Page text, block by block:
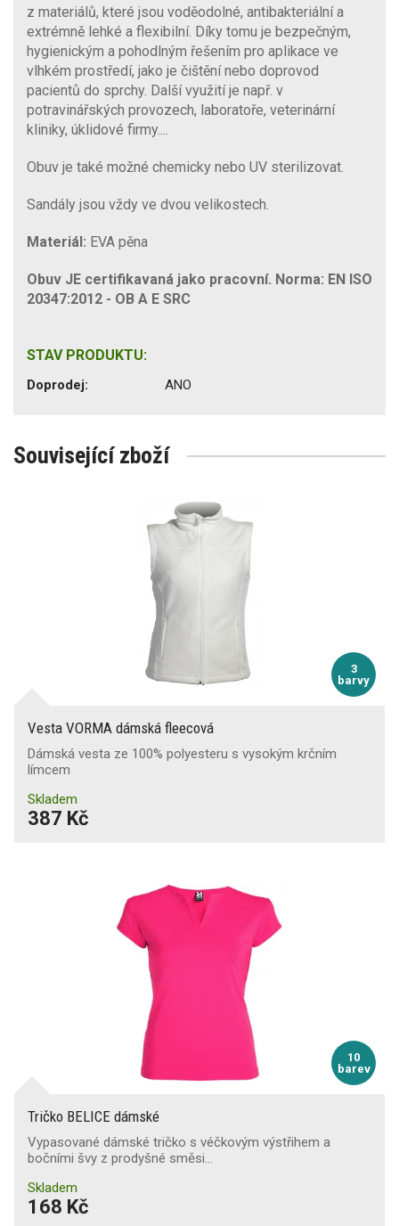
z materiálů, které jsou voděodolné, antibakteriální a
extrémně lehké a flexibilní. Díky tomu je bezpečným,
hygienickým a pohodlným řešením pro aplikace ve
vlhkém prostředí, jako je čištění nebo doprovod
pacientů do sprchy. Další využití je např. v
potravinářských provozech, laboratoře, veterinární
kliniky, úklidové firmy....
Obuv je také možné chemicky nebo UV sterilizovat.
Sandály jsou vždy ve dvou velikostech.
Materiál: EVA pěna
Obuv JE certifikavaná jako pracovní. Norma: EN ISO
20347:2012 - OB A E SRC
STAV PRODUKTU:
Doprodej: ANO
Související zboží
3
barvy
Vesta VORMA dámská fleecová
Dámská vesta ze 100% polyesteru s vysokým krčním
límcem
Skladem
387 Kč
10
barev
Tričko BELICE dámské
Vypasované dámské tričko s véčkovým výstřihem a
bočními švy z prodyšné směsi…
Skladem
168 Kč